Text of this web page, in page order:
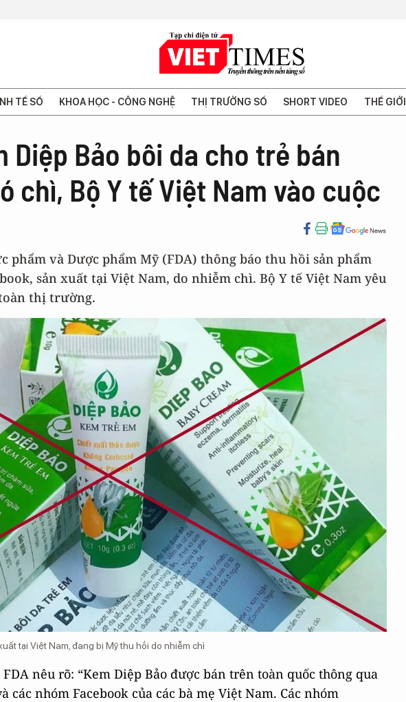
TẾ SỐ KHOA HỌC - CÔNG NGHỆ THỊ TRƯỜNG SỐ SHORT VIDEO THẾ GIỚI
Diệp Bảo bôi da cho trẻ bán
chì, Bộ Y tế Việt Nam vào cuộc
phẩm và Dược phẩm Mỹ (FDA) thông báo thu hồi sản phẩm
sản xuất tại Việt Nam, do nhiễm chì. Bộ Y tế Việt Nam yêu
thị trường.
tại Việt Nam, đang bị Mỹ thu hồi do nhiễm chì
FDA nêu rõ: “Kem Diệp Bảo được bán trên toàn quốc thông qua
các nhóm Facebook của các bà mẹ Việt Nam. Các nhóm